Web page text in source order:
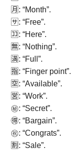
🈷: “Month”.
🈂: “Free”.
🈁: “Here”.
🈚: “Nothing”.
🈵: “Full”.
🈯: “Finger point”.
🈳: “Available”.
🈺: “Work”.
㊙: “Secret”.
🉐: “Bargain”.
㊗: “Congrats”.
🈹: “Sale”.